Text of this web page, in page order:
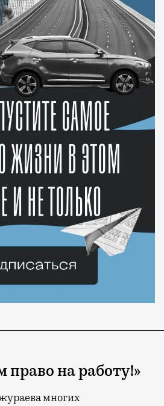
право на работу!»
многих